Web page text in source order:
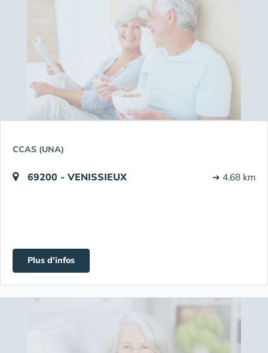
CCAS (UNA)
69200 - VENISSIEUX ➔ 4.68 km
Plus d'infos